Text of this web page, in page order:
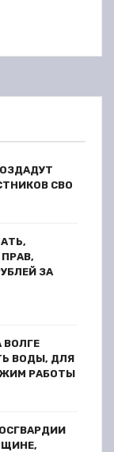
СВО
ЗА
ВОЛГЕ
ВОДЫ, ДЛЯ
РАБОТЫ